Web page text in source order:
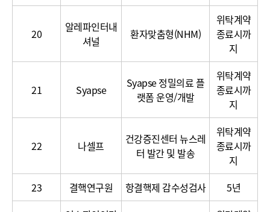
20
알레파인터내
셔널
환자맞춤형(NHM)
위탁계약
종료시까
지
21 Syapse
Syapse 정밀의료 플
랫폼 운영/개발
위탁계약
종료시까
지
22 나셀프
건강증진센터 뉴스레
터 발간 및 발송
위탁계약
종료시까
지
23
결핵연구원 항결핵제 감수성검사 5년